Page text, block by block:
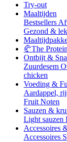
Try-out
Maaltijden
Bestsellers
Gezond &
🥐The
Ontbijt &
Zuurdesem
chicken
Voeding &
Aardappel,
Fruit Noten
Sauzen &
Light sauzen
Accessoires
Accessoires